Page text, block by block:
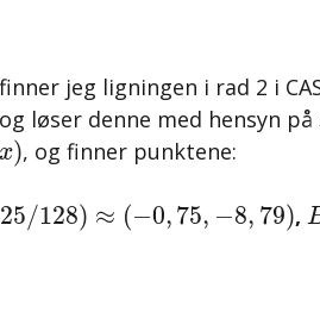
finner jeg ligningen i rad 2 i
løser denne med hensyn på
x)
) , og finner punktene:
/128) ≈ (−0,75, −8, 79)
)≈ (−0,75 −8 79 ) , (